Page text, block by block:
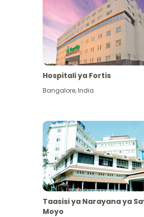
Hospitali ya Fortis
Bangalore,India
Taasisi ya Narayana ya
Moyo